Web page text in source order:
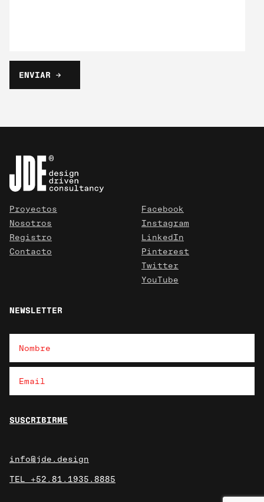
Proyectos
Nosotros
Registro
Contacto
Facebook
Instagram
LinkedIn
Pinterest
Twitter
YouTube
NEWSLETTER
info@jde.design
TEL +52.81.1935.8885